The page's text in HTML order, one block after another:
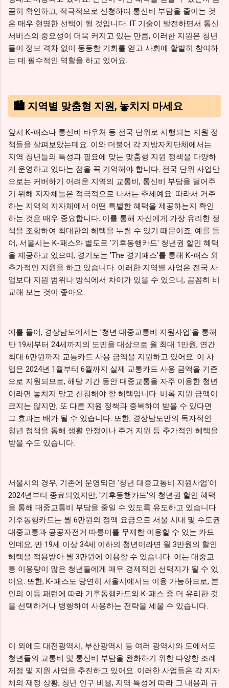
꼼히 확인하고, 적극적으로 신청하여 통신비 부담을 줄이는 것
은 매우 현명한 선택이 될 것입니다. IT 기술이 발전하면서 통신
서비스의 중요성이 더욱 커지고 있는 만큼, 이러한 지원은 청년
들이 정보 격차 없이 동등한 기회를 얻고 사회에 활발히 참여하
는 데 필수적인 역할을 하고 있어요.
🏙️ 지역별 맞춤형 지원, 놓치지 마세요
앞서 K-패스나 통신비 바우처 등 전국 단위로 시행되는 지원 정
책들을 살펴보았는데요. 이와 더불어 각 지방자치단체에서는
지역 청년들의 특성과 필요에 맞는 맞춤형 지원 정책을 다양하
게 운영하고 있다는 점을 꼭 기억해야 합니다. 전국 단위 사업만
으로는 커버하기 어려운 지역의 교통비, 통신비 부담을 덜어주
기 위해 지자체들은 적극적으로 나서는 추세예요. 따라서 거주
하는 지역의 지자체에서 어떤 특별한 혜택을 제공하는지 확인
하는 것은 매우 중요합니다. 이를 통해 자신에게 가장 유리한 정
책을 조합하여 최대한의 혜택을 누릴 수 있기 때문이죠. 예를 들
어, 서울시는 K-패스와 별도로 '기후동행카드' 청년권 할인 혜택
을 제공하고 있으며, 경기도는 'The 경기패스'를 통해 K-패스 외
추가적인 지원을 하고 있습니다. 이러한 지역별 사업은 전국 사
업보다 지원 범위나 방식에서 차이가 있을 수 있으니, 꼼꼼히 비
교해 보는 것이 좋아요.
예를 들어, 경상남도에서는 '청년 대중교통비 지원사업'을 통해
만 19세부터 24세까지의 도민을 대상으로 월 최대 1만원, 연간
최대 6만원까지 교통카드 사용 금액을 지원하고 있어요. 이 사
업은 2024년 1월부터 6월까지 실제 교통카드 사용 금액을 기준
으로 지원되므로, 해당 기간 동안 대중교통을 자주 이용한 청년
이라면 놓치지 말고 신청해야 할 혜택입니다. 비록 지원 금액이
크지는 않지만, 또 다른 지원 정책과 중복하여 받을 수 있다면
그 효과는 배가 될 수 있습니다. 또한, 경상남도만의 독자적인
청년 정책을 통해 생활 안정이나 주거 지원 등 추가적인 혜택을
받을 수도 있습니다.
서울시의 경우, 기존에 운영되던 '청년 대중교통비 지원사업'이
2024년부터 종료되었지만, '기후동행카드'의 청년권 할인 혜택
을 통해 대중교통비 부담을 줄일 수 있도록 유도하고 있습니다.
기후동행카드는 월 6만원의 정액 요금으로 서울 시내 및 수도권
대중교통과 공공자전거 따릉이를 무제한 이용할 수 있는 카드
인데요, 만 19세 이상 34세 이하의 청년이라면 월 3만원의 할인
혜택을 적용받아 월 3만원에 이용할 수 있습니다. 이는 대중교
통 이용량이 많은 청년들에게 매우 경제적인 선택지가 될 수 있
어요. 또한, K-패스도 당연히 서울시에서도 이용 가능하므로, 본
인의 이동 패턴에 따라 기후동행카드와 K-패스 중 더 유리한 것
을 선택하거나 병행하여 사용하는 전략을 세울 수 있습니다.
이 외에도 대전광역시, 부산광역시 등 여러 광역시와 도에서도
청년들의 교통비 및 통신비 부담을 완화하기 위한 다양한 조례
제정 및 지원 사업을 추진하고 있어요. 이러한 사업들은 각 지자
체의 재정 상황, 청년 인구 비율, 지역 특성에 따라 그 내용과 규